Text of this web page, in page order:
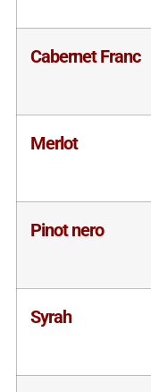
Cabernet Franc
Merlot
Pinot nero
Syrah